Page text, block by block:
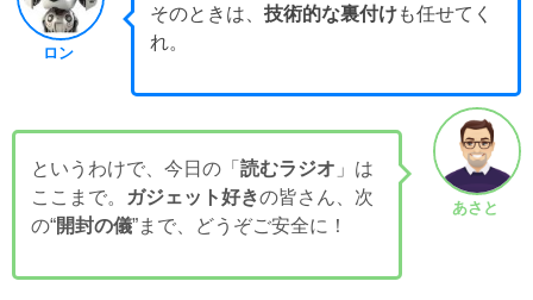
ロン
そのときは、 技術的な裏付けも任せてく
れ。
あさと
というわけで、今日の「 読むラジオ 」は
ここまで。
ガジェット好きの皆さん、次
の“開封の儀”まで、どうぞご安全に！